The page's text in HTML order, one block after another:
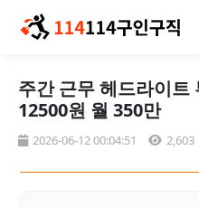
주간 근무 헤드라이트
12500원 월 350만
2026-06-12 00:04:51 2,603